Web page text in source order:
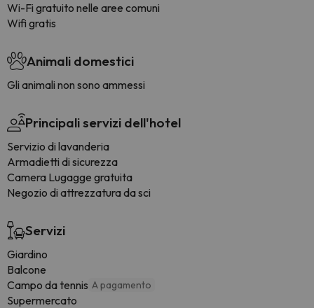
Wi-Fi gratuito nelle aree comuni
Wifi gratis
Animali domestici
Gli animali non sono ammessi
Principali servizi dell'hotel
Servizio di lavanderia
Armadietti di sicurezza
Camera Lugagge gratuita
Negozio di attrezzatura da sci
Servizi
Giardino
Balcone
Campo da tennis A pagamento
Supermercato